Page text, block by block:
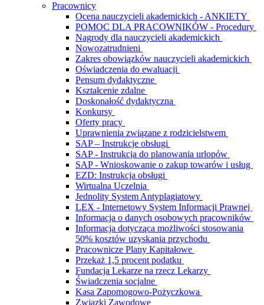
Pracownicy
Ocena nauczycieli akademickich - ANKIETY
POMOC DLA PRACOWNIKÓW - Procedury
Nagrody dla nauczycieli akademickich
Nowozatrudnieni
Zakres obowiązków nauczycieli akademickich
Oświadczenia do ewaluacji
Pensum dydaktyczne
Kształcenie zdalne
Doskonałość dydaktyczna
Konkursy
Oferty pracy
Uprawnienia związane z rodzicielstwem
SAP – Instrukcje obsługi
SAP - Instrukcja do planowania urlopów
SAP - Wnioskowanie o zakup towarów i usług
EZD: Instrukcja obsługi
Wirtualna Uczelnia
Jednolity System Antyplagiatowy
LEX - Internetowy System Informacji Prawnej
Informacja o danych osobowych pracowników
Informacja dotycząca możliwości stosowania
50% kosztów uzyskania przychodu
Pracownicze Plany Kapitałowe
Przekaż 1,5 procent podatku
Fundacja Lekarze na rzecz Lekarzy
Świadczenia socjalne
Kasa Zapomogowo-Pożyczkowa
Związki Zawodowe